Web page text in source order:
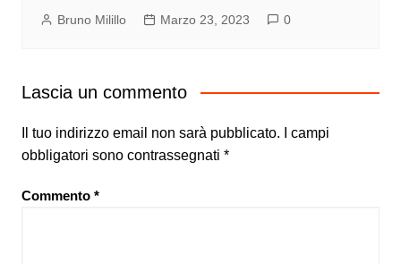
Bruno Milillo Marzo 23, 2023 0
Lascia un commento
Il tuo indirizzo email non sarà pubblicato.
I campi
obbligatori sono contrassegnati *
Commento *